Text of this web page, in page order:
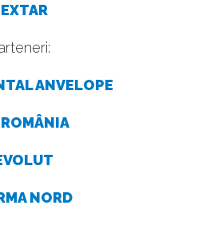
ANVELOPE
NORD